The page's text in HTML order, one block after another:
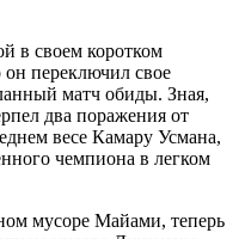
в своем коротком
он переключил свое
матч обиды. Зная,
два поражения от
весе Камару Усмана,
чемпиона в легком
мусоре Майами, теперь